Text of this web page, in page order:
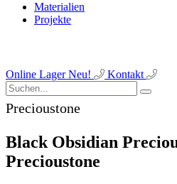
Materialien
Projekte
Online LagerNeu! Kontakt
Precioustone
Black Obsidian
Precioustone